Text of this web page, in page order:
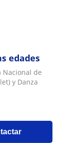
edades
Nacional de
y Danza